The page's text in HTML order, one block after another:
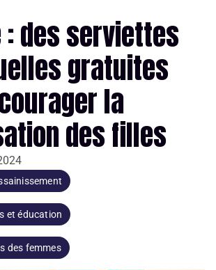
: des serviettes
gratuites
la
des filles
et éducation
des femmes